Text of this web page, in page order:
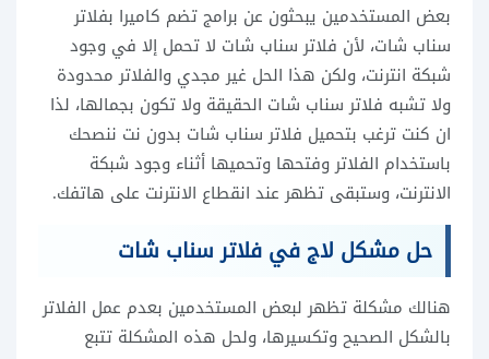
بعض المستخدمين يبحثون عن برامج تضم كاميرا بفلاتر
سناب شات، لأن فلاتر سناب شات لا تحمل إلا في وجود
شبكة انترنت، ولكن هذا الحل غير مجدي والفلاتر محدودة
ولا تشبه فلاتر سناب شات الحقيقة ولا تكون بجمالها، لذا
ان كنت ترغب بتحميل فلاتر سناب شات بدون نت ننصحك
باستخدام الفلاتر وفتحها وتحميها أثناء وجود شبكة
الانترنت، وستبقى تظهر عند انقطاع الانترنت على هاتفك.
حل مشكل لاج في فلاتر سناب شات
هنالك مشكلة تظهر لبعض المستخدمين بعدم عمل الفلاتر
بالشكل الصحيح وتكسيرها، ولحل هذه المشكلة تتبع